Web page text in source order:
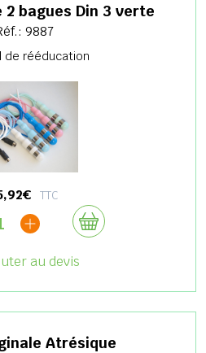
2 bagues Din 3 verte
9887
de rééducation
TTC
au devis
Atrésique